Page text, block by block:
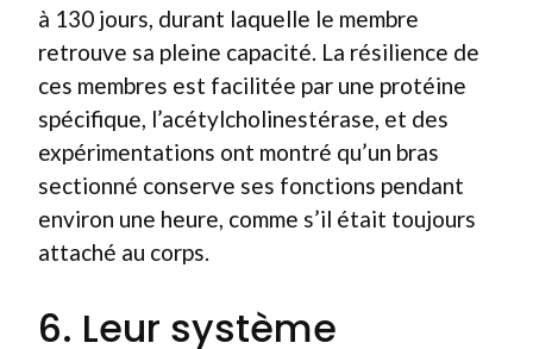
à 130 jours, durant laquelle le membre
retrouve sa pleine capacité. La résilience de
ces membres est facilitée par une protéine
spécifique, l’acétylcholinestérase, et des
expérimentations ont montré qu’un bras
sectionné conserve ses fonctions pendant
environ une heure, comme s’il était toujours
attaché au corps.
6. Leur système